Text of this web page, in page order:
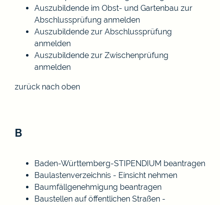
Auszubildende im Obst- und Gartenbau zur
Abschlussprüfung anmelden
Auszubildende zur Abschlussprüfung
anmelden
Auszubildende zur Zwischenprüfung
anmelden
zurück nach oben
B
Baden-Württemberg-STIPENDIUM beantragen
Baulastenverzeichnis - Einsicht nehmen
Baumfällgenehmigung beantragen
Baustellen auf öffentlichen Straßen -